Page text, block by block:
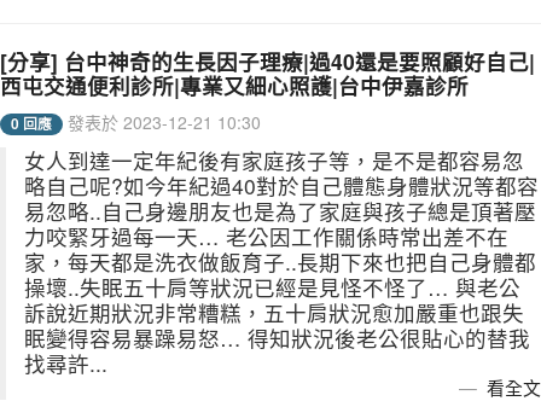
[分享] 台中神奇的生長因子理療|過40還是要照顧好自己|
西屯交通便利診所|專業又細心照護|台中伊嘉診所
0 回應 發表於 2023-12-21 10:30
女人到達一定年紀後有家庭孩子等，是不是都容易忽
略自己呢?如今年紀過40對於自己體態身體狀況等都容
易忽略..自己身邊朋友也是為了家庭與孩子總是頂著壓
力咬緊牙過每一天… 老公因工作關係時常出差不在
家，每天都是洗衣做飯育子..長期下來也把自己身體都
操壞..失眠五十肩等狀況已經是見怪不怪了… 與老公
訴說近期狀況非常糟糕，五十肩狀況愈加嚴重也跟失
眠變得容易暴躁易怒… 得知狀況後老公很貼心的替我
找尋許...
看全文